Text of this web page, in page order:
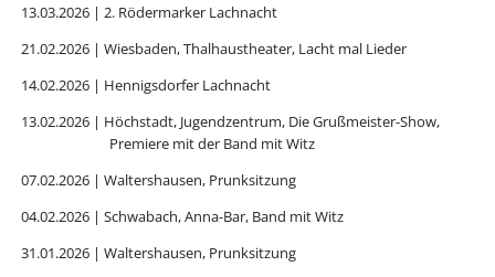
13.03.2026 | 2. Rödermarker Lachnacht
21.02.2026 | Wiesbaden, Thalhaustheater, Lacht mal Lieder
14.02.2026 | Hennigsdorfer Lachnacht
13.02.2026 | Höchstadt, Jugendzentrum, Die Grußmeister-Show,
Premiere mit der Band mit Witz
07.02.2026 | Waltershausen, Prunksitzung
04.02.2026 | Schwabach, Anna-Bar, Band mit Witz
31.01.2026 | Waltershausen, Prunksitzung